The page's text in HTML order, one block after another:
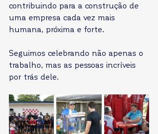
contribuindo para a construção de
uma empresa cada vez mais
humana, próxima e forte.
Seguimos celebrando não apenas o
trabalho, mas as pessoas incríveis
por trás dele.